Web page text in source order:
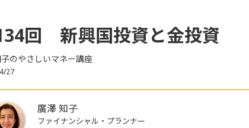
回 新興国投資と金投資
のやさしいマネー講座
27
廣澤 知子
ファイナンシャル・プランナー